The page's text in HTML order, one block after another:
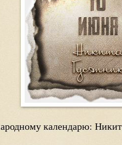
календарю: